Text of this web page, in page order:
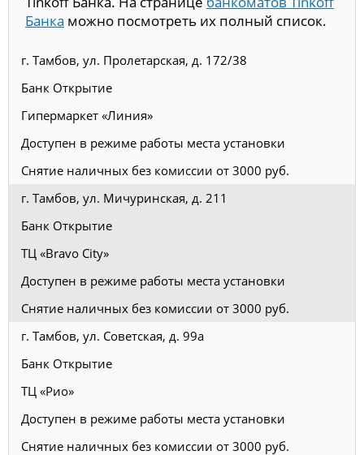
Банка можно посмотреть их полный список.
г. Тамбов, ул. Пролетарская, д. 172/38
Банк Открытие
Гипермаркет «Линия»
Доступен в режиме работы места установки
Снятие наличных без комиссии от 3000 руб.
г. Тамбов, ул. Мичуринская, д. 211
Банк Открытие
ТЦ «Bravo City»
Доступен в режиме работы места установки
Снятие наличных без комиссии от 3000 руб.
г. Тамбов, ул. Советская, д. 99а
Банк Открытие
ТЦ «Рио»
Доступен в режиме работы места установки
Снятие наличных без комиссии от 3000 руб.